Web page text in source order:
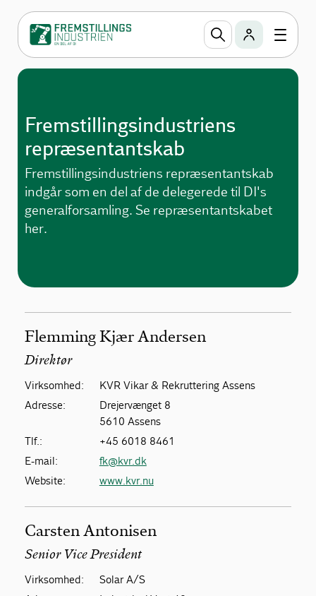
Fremstillingsindustriens
repræsentantskab
Fremstillingsindustriens repræsentantskab
indgår som en del af de delegerede til DI's
generalforsamling. Se repræsentantskabet
her.
Flemming Kjær Andersen
Direktør
Virksomhed:
KVR Vikar & Rekruttering Assens
Adresse:
Drejervænget 8
5610 Assens
Tlf.:
+45 6018 8461
E-mail:
fk@kvr.dk
Website:
www.kvr.nu
Carsten Antonisen
Senior Vice President
Virksomhed:
Solar A/S